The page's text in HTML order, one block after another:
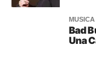
MUSICA
Bad
Una